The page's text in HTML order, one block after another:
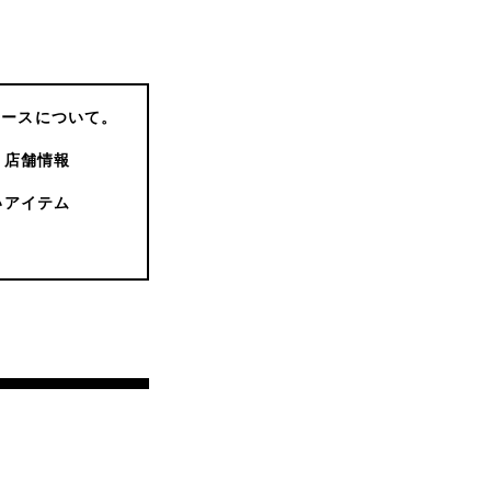
スについて。
店舗情報
イテム